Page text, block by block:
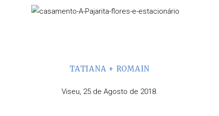
TATIANA + ROMAIN
Viseu, 25 de Agosto de 2018.